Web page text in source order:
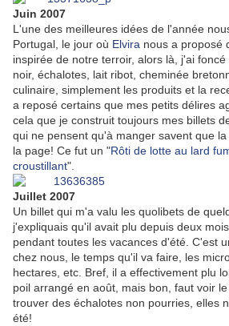
Juin 2007
L'une des meilleures idées de l'année
Portugal, le jour où Elvira nous a proposé
inspirée de notre terroir, alors là, j'ai
noir, échalotes, lait ribot, cheminée
culinaire, simplement les produits et la
a reposé certains que mes petits délires
cela que je construit toujours mes billets
qui ne pensent qu'à manger savent que
la page! Ce fut un "Rôti de lotte au lard
croustillant".
Juillet 2007
Un billet qui m'a valu les quolibets de
j'expliquais qu'il avait plu depuis deux
pendant toutes les vacances d'été. C'est
chez nous, le temps qu'il va faire, les
hectares, etc. Bref, il a effectivement plu
poil arrangé en août, mais bon, faut voir
trouver des échalotes non pourries, elles
été!